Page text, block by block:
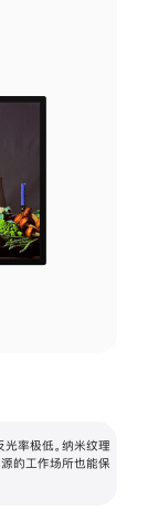
率极低。纳米纹理
的工作场所也能保